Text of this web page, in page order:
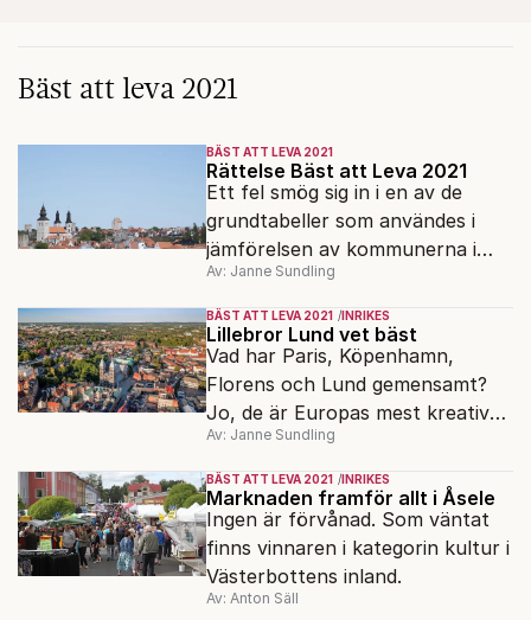
Bäst att leva 2021
BÄST ATT LEVA 2021
Rättelse Bäst att Leva 2021
Ett fel smög sig in i en av de
grundtabeller som användes i
jämförelsen av kommunerna i
kategorin Trygghet i Bäst att
Leva.
Av: Janne Sundling
BÄST ATT LEVA 2021 INRIKES
Lillebror Lund vet bäst
Vad har Paris, Köpenhamn,
Florens och Lund gemensamt?
Jo, de är Europas mest kreativa
städer, enligt EU-kommissionen.
Av: Janne Sundling
BÄST ATT LEVA 2021 INRIKES
Marknaden framför allt i Åsele
Ingen är förvånad. Som väntat
finns vinnaren i kategorin kultur i
Västerbottens inland.
Av: Anton Säll